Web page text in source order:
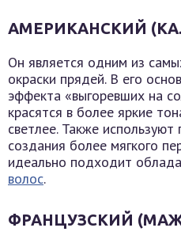
АМЕРИКАНСКИЙ
Он является одним из
окраски прядей. В его
эффекта «выгоревших на
красятся в более яркие
светлее. Также
создания более мягкого
идеально подходит
волос.
ФРАНЦУЗСКИЙ